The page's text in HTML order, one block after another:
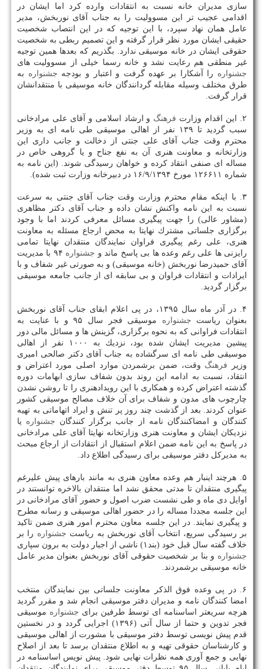
سازی مدیران خانه نسبت به انتقادات وارده كرد اما ایشان در
اقدامی عجیب تر این مسوولیت را به جناب آقای نوربخش، مدیر
عامل همان نهاد سپرد، با این توجیه كه در این انتصاب شخصیت
حقیقی ایشان مورد نظر قرار گرفته و این تصمیم ربطی به شخصیت
حقوقی ایشان در خانه موسیقی ندارد. بگذریم كه بعدها همین توجیه
غیر منطقی هم رعایت نشد و خانه رسما خیلی از مسوولیت های
جشنواره را آشكارا بر عهده گرفت و اعتبار و بودجه جشنواره به
طرق مختلف وسیله مقابله گردانندگان خانه موسیقی با منتقدانشان
قرار گرفت.
۲. این اقدام وزارت فرهنگ و ارشاد اسلامی و آقای علی مرادخانی
سبب گردید تا ۱۳۹ نفر از اهالی موسیقی طی نامه ای به وزیر
محترم وقت جناب آقای علی جنتی از دخالت و جانب داری این
وزارتخانه و معاونت هنری آن به نفع جناح و یا گروهی خاص در
مساله ای صنفی انتقاد كرده و خواهان رسیدگی شوند. (این نامه به
شماره ۱۲۶۶۱۱ مورخ ۱۶/۹/۱۳۹۴ در دبیرخانه وزارت ثبت شده).
۳. با اینكه مقام محترم وزارت وقت جناب آقای جنتی به سرعت
نسبت به این نامه واكنش نشان داده و جناب آقای دكتر مظاهری
(مشاور عالی) را جهت پیگیری مسائل معرفی كردند اما با وجود
برگزاری جلساتی مشترك نهایتا به محض ارجاع مسئله به معاونت
هنری، علی رغم پیگیری فراوان نمایندگان منتقدان نهایتا تمامی
رایزنی ها علی رغم وعده ها بی پاسخ ماند و جشنواره
۹۴ با مدیریت
آقای حمیدرضا نوربخش (خانه موسیقی) و به صورتی غیر شفاف و با
ایرادات و انتقادات فراوان و بی سابقه ای از جانب جامعه موسیقی
برگزار گردید.
۴. در آذر ماه سال ۱۳۹۵، در پی اعلام ابقای جناب آقای نوربخش
بعنوان ریاست جشنواره
موسیقی فجر سال ۹۵ و با عنایت به
انتقادات فراوانی كه به نحوه برگزاری، گزینش ها و مسائل مالی دور
پیشین مدیریت ایشان شده بود، نزدیك به ۱۰۰۰ نفر از اهالی
موسیقی طی نامه ای سرگشاده به جناب آقای دكتر صالحی امیری
وزیر فرهنگ وقت، ضمن برشمردن موارد اصلی مورد اعتراض و
انتقاد، نسبت به ادامه این روند بدون شفاف سازی ابهامات دوره
گذشته اعتراض كرده و همكاری با این رویدادهنری را تا روشن نشدن
چارچوب های مدون و شفاف برای آن خلاف مصالح موسیقی كشور
عنوان كردند. بعد از گذشت چند روز پر تنش و ایراد اتهاماتی به تهیه
كنندگان و امضاكنندگان نامه از جانب برگزار كنندگان جشنواره یا
نزدیكان ایشان و معاونت هنری وزارتخانه نهایتا آقای علی مرادخانی
در پاسخ به این نامه ضمن اعلام استقبال از انتقادات از ارجاع مبحث
به مدیركل دفتر موسیقی برای رسیدگی اطلاع داد.
۵. هرچند اینبار هم وعده معاون هنری به مانند بارهای پیش علیرغم
پیگیری منتقدان تا مدتی محقق نشد اما منتقدان بالاخره توانستند در
اوایل دی ماه و طی نشست ضرب اصول و حضور آقای مرادخانی در
این جلسه مجددا مساله را در حضور اهالی موسیقی و رسانه مطرح
و پیگیری نمایند. در این جلسه معاون محترم امور هنری ضمن تاكید
بر رسیدگی سریع، انتخاب آقای نوربخش به ریاست جشنواره را بر
خلاف گفته سال قبل خود (بند۱) ناشی از اجبار دولت به برون سپاری
جشنواره و بنا بر شخصیت حقوقی آقای نوربخش بعنوان مدیر عامل
خانه موسیقی برشمردند.
۶. در پی وعده فوق الذكر معاونت جلساتی بین نمایندگان منتخب
امضا كنندگان نامه و مدیران دفتر موسیقی انجام شد و مقرر گردید
هرچه سریعتر اساسنامه ای توسط طرفین برای جشنواره موسیقی
فجر تدوین و حتما از سال آتی (۱۳۹۶) اجرایی گردد و در نخستین
قدم پیش نویسی توسط دفتر موسیقی با مشورت از اهالی موسیقی
و كارشناسان حقوقی تهیه و به اطلاع منتقدان برسد تا بعد از اصلاح
نهایی و جمع آوری همه نظرات نهایی شود. پیش نویس اساسنامه در